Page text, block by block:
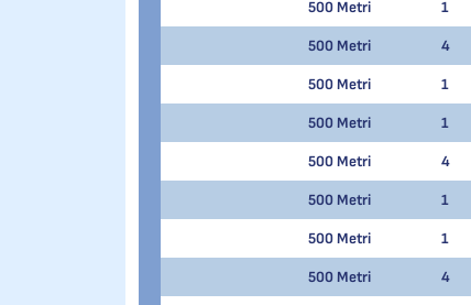
500 Metri 1
500 Metri 4
500 Metri 1
500 Metri 1
500 Metri 4
500 Metri 1
500 Metri 1
500 Metri 4